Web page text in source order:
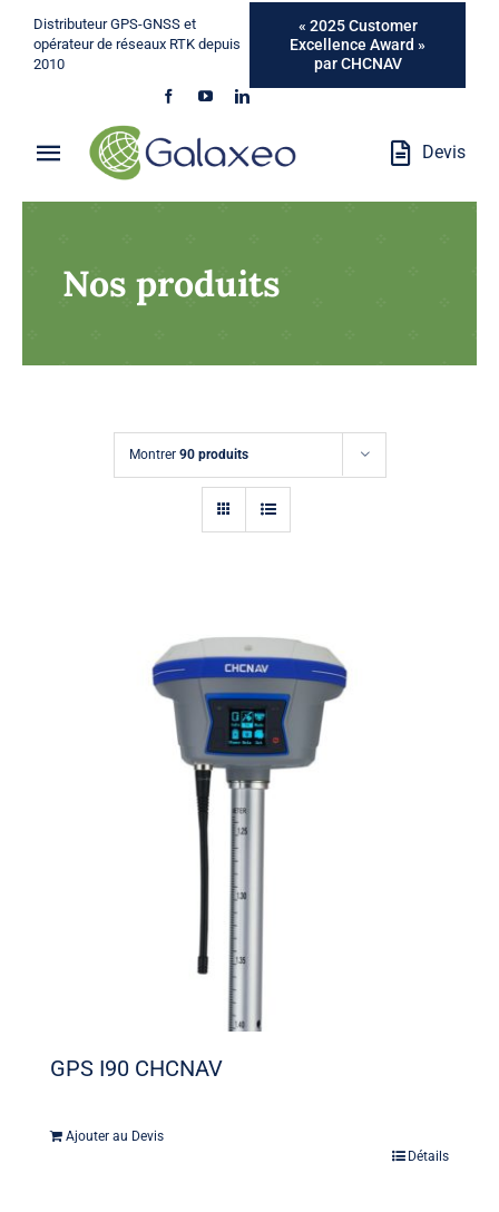
Passer
contenu
Distributeur GPS-GNSS et
opérateur de réseaux RTK depuis
2010
« 2025 Customer
Excellence Award »
par CHCNAV
Toggle
Navigation
Métiers
Devis
Nos produits
Montrer 90 produits
GPS I90 CHCNAV
Ajouter au Devis
Détails